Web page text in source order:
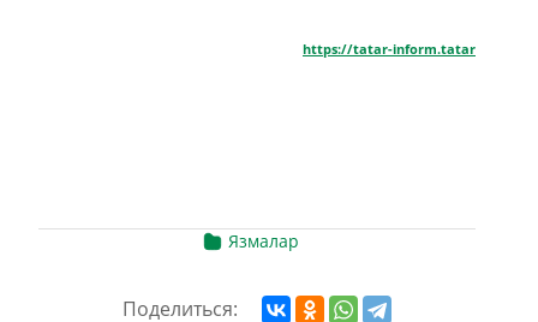
https://tatar-inform.tatar
Язмалар
Поделиться: